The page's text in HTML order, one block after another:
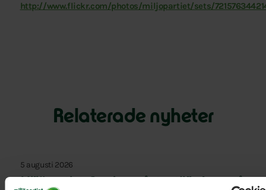
http://www.flickr.com/photos/miljopartiet/sets/
Relaterade nyheter
5 augusti 2026
Miljöpartiet: Sverige måste ställa krav på